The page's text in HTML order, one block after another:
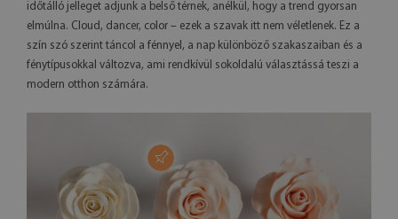
időtálló jelleget adjunk a belső térnek, anélkül, hogy a trend gyorsan
elmúlna. Cloud, dancer, color – ezek a szavak itt nem véletlenek. Ez a
szín szó szerint táncol a fénnyel, a nap különböző szakaszaiban és a
fénytípusokkal változva, ami rendkívül sokoldalú választássá teszi a
modern otthon számára.